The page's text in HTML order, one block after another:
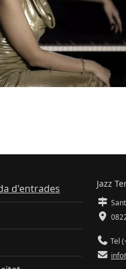
d'entrades Jazz
Tel